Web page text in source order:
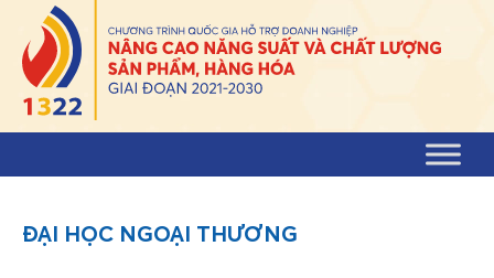
Skip to content
ĐẠI HỌC NGOẠI THƯƠNG